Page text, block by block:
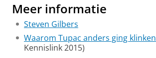
Meer informatie
Steven Gilbers
Waarom Tupac anders ging klinken
Kennislink 2015)